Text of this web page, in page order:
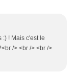
:) ! Mais c'est le
/> <br /> <br />